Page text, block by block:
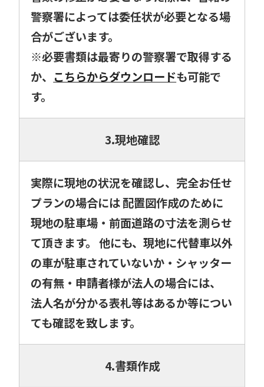
警察署によっては委任状が必要となる場
合がございます。
※必要書類は最寄りの警察署で取得する
か、 こちらからダウンロードも可能で
す。
3.現地確認
実際に現地の状況を確認し、完全お任せ
プランの場合には 配置図作成のために
現地の駐車場・前面道路の寸法を測らせ
て頂きます。 他にも、現地に代替車以外
の車が駐車されていないか・シャッター
の有無・申請者様が法人の場合には、
法人名が分かる表札等はあるか等につい
ても確認を致します。
4.書類作成